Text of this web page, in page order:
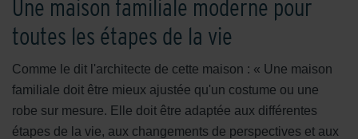
Une maison familiale moderne pour
toutes les étapes de la vie
Comme le dit l'architecte de cette maison : « Une maison
familiale doit être mieux ajustée qu'un costume ou une
robe sur mesure. Elle doit être adaptée aux différentes
étapes de la vie, aux changements de perspectives et aux